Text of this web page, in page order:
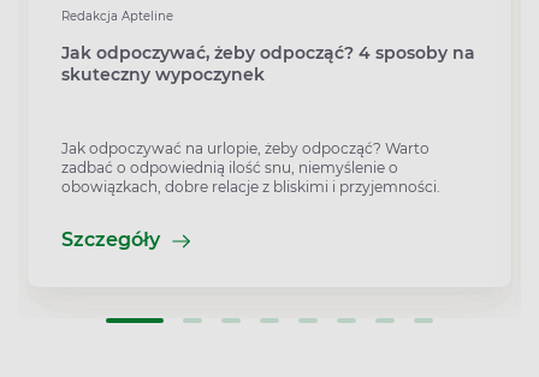
Redakcja Apteline
Jak odpoczywać, żeby odpocząć? 4 sposoby na
skuteczny wypoczynek
Jak odpoczywać na urlopie, żeby odpocząć? Warto
zadbać o odpowiednią ilość snu, niemyślenie o
obowiązkach, dobre relacje z bliskimi i przyjemności.
Szczegóły